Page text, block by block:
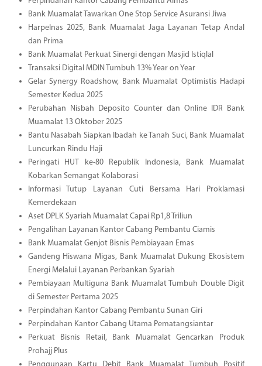
Bank Muamalat Tawarkan One Stop Service Asuransi Jiwa
Harpelnas 2025, Bank Muamalat Jaga Layanan Tetap Andal
dan Prima
Bank Muamalat Perkuat Sinergi dengan Masjid Istiqlal
Transaksi Digital MDIN Tumbuh 13% Year on Year
Gelar Synergy Roadshow, Bank Muamalat Optimistis Hadapi
Semester Kedua 2025
Perubahan Nisbah Deposito Counter dan Online IDR Bank
Muamalat 13 Oktober 2025
Bantu Nasabah Siapkan Ibadah ke Tanah Suci, Bank Muamalat
Luncurkan Rindu Haji
Peringati HUT ke-80 Republik Indonesia, Bank Muamalat
Kobarkan Semangat Kolaborasi
Informasi Tutup Layanan Cuti Bersama Hari Proklamasi
Kemerdekaan
Aset DPLK Syariah Muamalat Capai Rp1,8 Triliun
Pengalihan Layanan Kantor Cabang Pembantu Ciamis
Bank Muamalat Genjot Bisnis Pembiayaan Emas
Gandeng Hiswana Migas, Bank Muamalat Dukung Ekosistem
Energi Melalui Layanan Perbankan Syariah
Pembiayaan Multiguna Bank Muamalat Tumbuh Double Digit
di Semester Pertama 2025
Perpindahan Kantor Cabang Pembantu Sunan Giri
Perpindahan Kantor Cabang Utama Pematangsiantar
Perkuat Bisnis Retail, Bank Muamalat Gencarkan Produk
Prohajj Plus